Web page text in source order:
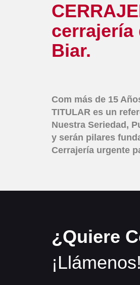
cerrajería
Biar.
Com más de 15
TITULAR es un
Nuestra Seriedad,
y serán pilares
Cerrajería urgente
¿Quiere
¡Llámenos!